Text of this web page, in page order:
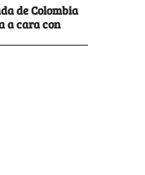
de Colombia
a cara con